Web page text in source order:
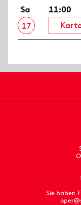
Sa
17
11:00
Sie haben